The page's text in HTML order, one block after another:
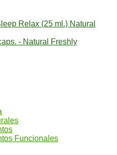
Funcionales